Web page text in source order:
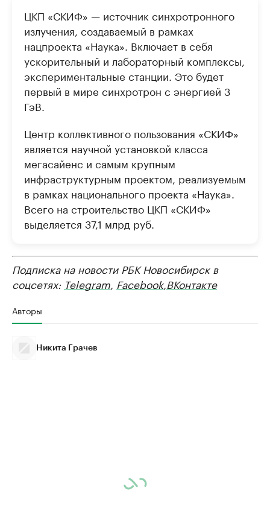
ЦКП «СКИФ» — источник синхротронного
излучения, создаваемый в рамках
нацпроекта «Наука». Включает в себя
ускорительный и лабораторный комплексы,
экспериментальные станции. Это будет
первый в мире синхротрон с энергией 3
ГэВ.
Центр коллективного пользования «СКИФ»
является научной установкой класса
мегасайенс и самым крупным
инфраструктурным проектом, реализуемым
в рамках национального проекта «Наука».
Всего на строительство ЦКП «СКИФ»
выделяется 37,1 млрд руб.
Подписка на новости РБК Новосибирск в
соцсетях: Telegram, Facebook,ВКонтакте
Авторы
Никита Грачев